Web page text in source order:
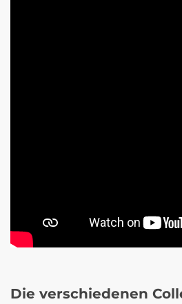
Die verschiedenen